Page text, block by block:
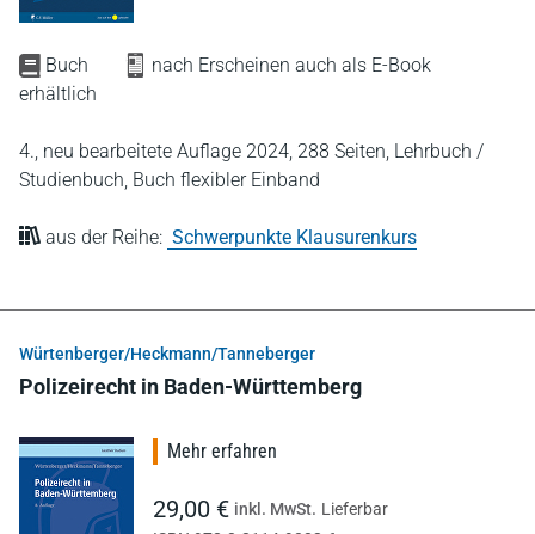
Buch
nach Erscheinen auch als E-Book
erhältlich
4., neu bearbeitete Auflage 2024, 288 Seiten, Lehrbuch /
Studienbuch, Buch flexibler Einband
aus der Reihe: Schwerpunkte Klausurenkurs
Würtenberger/Heckmann/Tanneberger
Polizeirecht in Baden-Württemberg
Mehr erfahren
29,00 € inkl. MwSt. Lieferbar